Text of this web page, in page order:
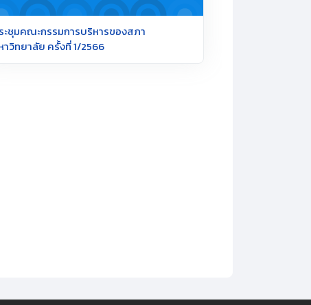
ะชุมคณะกรรมการบริหารของสภา
าวิทยาลัย ครั้งที่ 1/2566